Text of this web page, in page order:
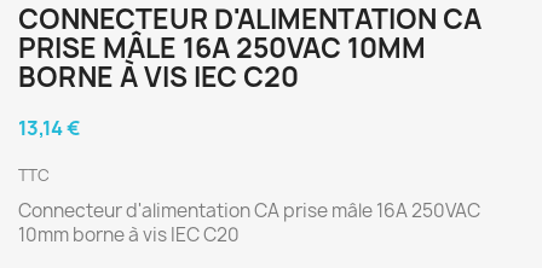
CONNECTEUR D'ALIMENTATION CA
PRISE MÂLE 16A 250VAC 10MM
BORNE À VIS IEC C20
13,14 €
TTC
Connecteur d'alimentation CA prise mâle 16A 250VAC
10mm borne à vis IEC C20